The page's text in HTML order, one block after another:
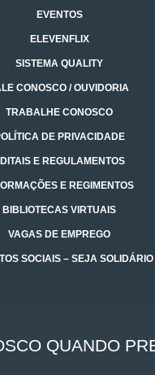
EVENTOS
ELEVENFLIX
SISTEMA QUALITY
CONOSCO / OUVIDORIA
TRABALHE CONOSCO
DE PRIVACIDADE
E REGULAMENTOS
E REGIMENTOS
BIBLIOTECAS VIRTUAIS
VAGAS DE EMPREGO
SOCIAIS – SEJA SOLIDÁRIO
QUANDO